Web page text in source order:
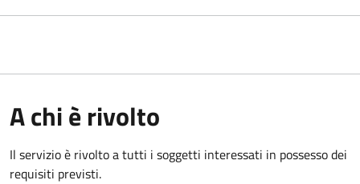
A chi è rivolto
Il servizio è rivolto a tutti i soggetti interessati in possesso dei
requisiti previsti.